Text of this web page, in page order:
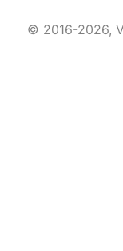
© 2016-2026,